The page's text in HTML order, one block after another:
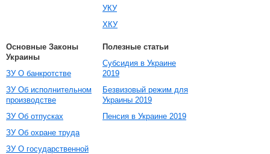
УКУ
ХКУ
Основные Законы
Украины
ЗУ О банкротстве
ЗУ Об исполнительном
производстве
ЗУ Об отпусках
ЗУ Об охране труда
ЗУ О государственной
Полезные статьи
Субсидия в Украине
2019
Безвизовый режим для
Украины 2019
Пенсия в Украине 2019